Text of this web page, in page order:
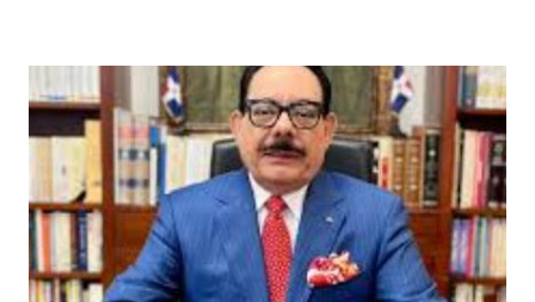
dinero, por lo que este a su vez se mantuvo esperando el
momento oportuno para cometer el hecho y asaltarlo,
según versiones el haitiano era adicto a las drogas y por
eso le pidió el dinero prestado. Las versiones de los
comunitarios indican que el asesino tenía su ropa empapada
de sangre y que éste se bañó y de dejó las ropas
ensangrentada tirada en el lugar donde vivía, luego empredi